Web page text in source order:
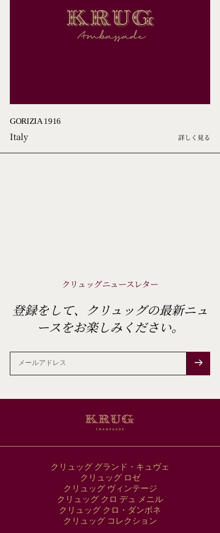
GORIZIA 1916
Italy 詳しく見る
クリュッグニュースレター
登録をして、クリュッグの最新ニュ
ースをお楽しみください。
メ
ー
ル
ア
ド
クリュッグ グランド・キュヴェ
クリュッグ ロゼ
クリュッグ ヴィンテージ
クリュッグ クロ デュ メニル
クリュッグ クロ・ダンボネ
クリュッグ コレクション